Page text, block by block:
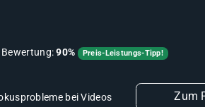
Bewertung:90% Preis-Leistungs-Tipp!
bei Videos
Zum